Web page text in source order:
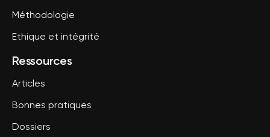
Méthodologie
Ethique et intégrité
Ressources
Articles
Bonnes pratiques
Dossiers